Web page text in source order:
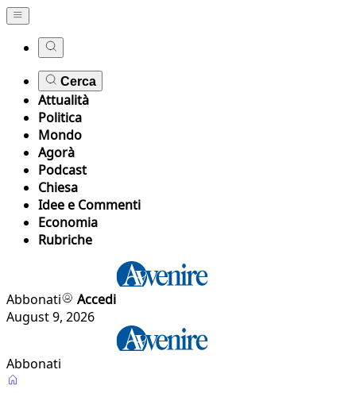
Cerca
Attualità
Politica
Mondo
Agorà
Podcast
Chiesa
Idee e Commenti
Economia
Rubriche
Abbonati
Accedi
August 9, 2026
Abbonati